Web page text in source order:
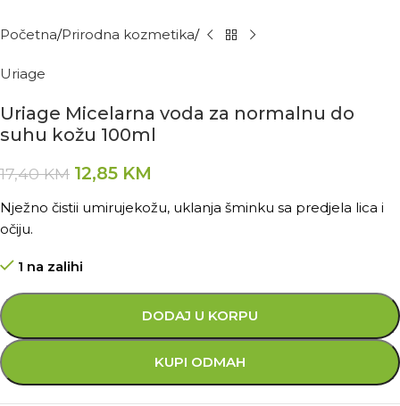
Početna Prirodna kozmetika
Uriage
Uriage Micelarna voda za normalnu do
suhu kožu 100ml
17,40KM 12,85 KM
Nježno čistii umirujekožu, uklanja šminku sa predjela lica i
očiju.
1 na zalihi
DODAJ U KORPU
KUPI ODMAH